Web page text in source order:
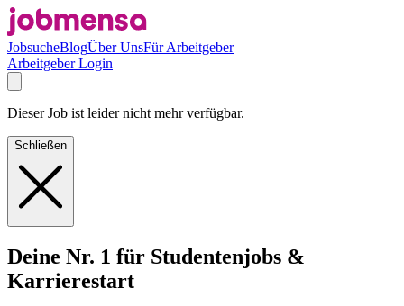
JobsucheBlogÜber UnsFür Arbeitgeber
Arbeitgeber Login
Dieser Job ist leider nicht mehr verfügbar.
Schließen
Deine Nr. 1 für Studentenjobs &
Karrierestart